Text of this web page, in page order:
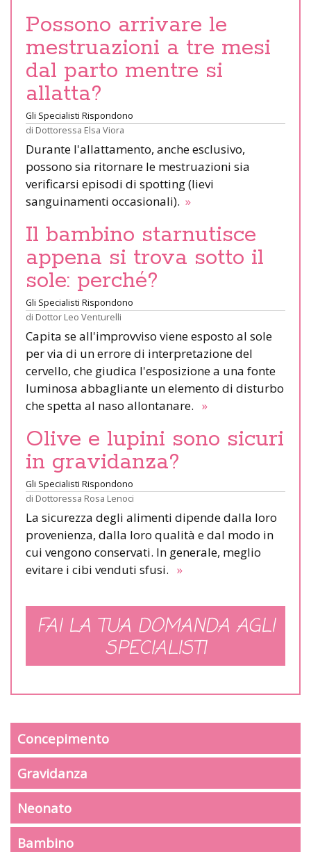
Possono arrivare le
mestruazioni a tre mesi
dal parto mentre si
allatta?
Gli Specialisti Rispondono
di Dottoressa Elsa Viora
Durante l'allattamento, anche esclusivo,
possono sia ritornare le mestruazioni sia
verificarsi episodi di spotting (lievi
sanguinamenti occasionali). »
Il bambino starnutisce
appena si trova sotto il
sole: perché?
Gli Specialisti Rispondono
di Dottor Leo Venturelli
Capita se all'improvviso viene esposto al sole
per via di un errore di interpretazione del
cervello, che giudica l'esposizione a una fonte
luminosa abbagliante un elemento di disturbo
che spetta al naso allontanare. »
Olive e lupini sono sicuri
in gravidanza?
Gli Specialisti Rispondono
di Dottoressa Rosa Lenoci
La sicurezza degli alimenti dipende dalla loro
provenienza, dalla loro qualità e dal modo in
cui vengono conservati. In generale, meglio
evitare i cibi venduti sfusi. »
FAI LA TUA DOMANDA AGLI
SPECIALISTI
Concepimento
Gravidanza
Neonato
Bambino